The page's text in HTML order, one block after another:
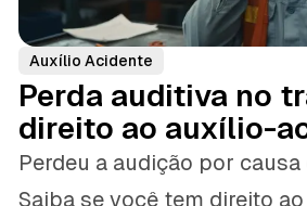
Auxílio Acidente
Perda auditiva no
direito ao auxílio-
Perdeu a audição por
Saiba se você tem direito